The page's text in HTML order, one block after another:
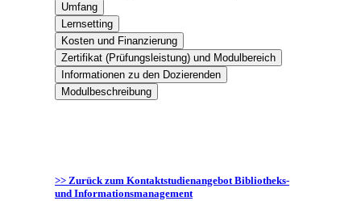
Umfang
Lernsetting
Kosten und Finanzierung
Zertifikat (Prüfungsleistung) und Modulbereich
Informationen zu den Dozierenden
Modulbeschreibung
>> Zurück zum Kontaktstudienangebot Bibliotheks-
und Informationsmanagement